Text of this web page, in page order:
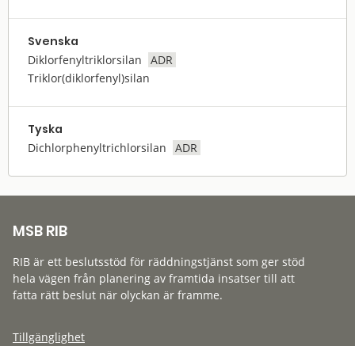
Svenska
Diklorfenyltriklorsilan
ADR
Triklor(diklorfenyl)silan
Tyska
Dichlorphenyltrichlorsilan ADR
MSB RIB
RIB är ett beslutsstöd för räddningstjänst som ger stöd
hela vägen från planering av framtida insatser till att
fatta rätt beslut när olyckan är framme.
Tillgänglighet